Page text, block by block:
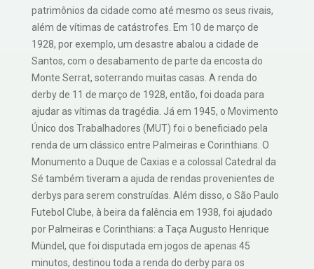
patrimônios da cidade como até mesmo os seus rivais,
além de vítimas de catástrofes. Em 10 de março de
1928, por exemplo, um desastre abalou a cidade de
Santos, com o desabamento de parte da encosta do
Monte Serrat, soterrando muitas casas. A renda do
derby de 11 de março de 1928, então, foi doada para
ajudar as vítimas da tragédia. Já em 1945, o Movimento
Único dos Trabalhadores (MUT) foi o beneficiado pela
renda de um clássico entre Palmeiras e Corinthians. O
Monumento a Duque de Caxias e a colossal Catedral da
Sé também tiveram a ajuda de rendas provenientes de
derbys para serem construídas. Além disso, o São Paulo
Futebol Clube, à beira da falência em 1938, foi ajudado
por Palmeiras e Corinthians: a Taça Augusto Henrique
Mündel, que foi disputada em jogos de apenas 45
minutos, destinou toda a renda do derby para os